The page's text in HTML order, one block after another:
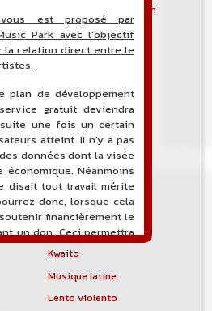
Rock progressif italien
Italo house
J-pop
Jazz modal
Jazz punk
Jazz-funk
Jersey club
Jump-up
Kansas City blues
Kizomba
Kwaito
Musique latine
Lento violento
est proposé par
Park avec l'objectif
la relation direct entre le
plan de développement
gratuit deviendra
une fois un certain
atteint. Il n'y a pas
données dont la visée
Néanmoins
disait tout travail mérite
donc, lorsque cela
financièrement le
un don. Ceci permettra
le nom de
du site, et peut-être
de communication. Il va